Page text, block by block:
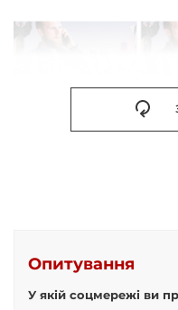
Опитування
У якій соцмережі ви